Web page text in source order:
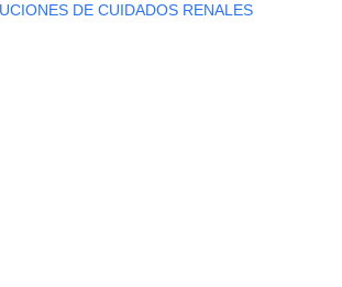
DE CUIDADOS RENALES